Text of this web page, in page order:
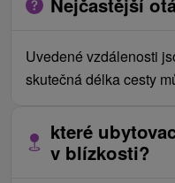
Uvedené vzdálenosti
skutečná délka cesty
které
v blízkosti?